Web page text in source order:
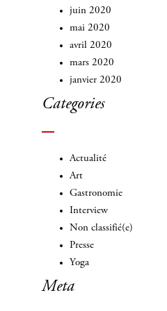
juin 2020
mai 2020
avril 2020
mars 2020
janvier 2020
Categories
Actualité
Art
Gastronomie
Interview
Non classifié(e)
Presse
Yoga
Meta